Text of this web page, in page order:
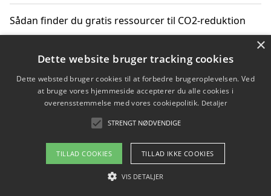
Sådan finder du gratis ressourcer til CO2-reduktion
Hvordan gadgets til hjemmet kan reducere CO2-udslip
Copyright 2026 - Pilanto Aps
Om / kontakt
Blog Betingelser
×
Dette website bruger tracking cookies
Dette websted bruger cookies til at forbedre brugeroplevelsen. Ved
at bruge vores hjemmeside accepterer du alle cookies i
overensstemmelse med vores cookiepolitik. Detaljer
STRENGT NØDVENDIGE
TILLAD COOKIES TILLAD IKKE COOKIES
VIS DETALJER